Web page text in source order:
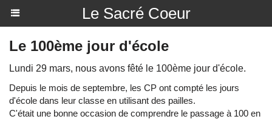
Le Sacré Coeur
Le 100ème jour d'école
Lundi 29 mars, nous avons fêté le 100ème jour d'école.
Depuis le mois de septembre, les CP ont compté les jours
d'école dans leur classe en utilisant des pailles.
C'était une bonne occasion de comprendre le passage à 100 en